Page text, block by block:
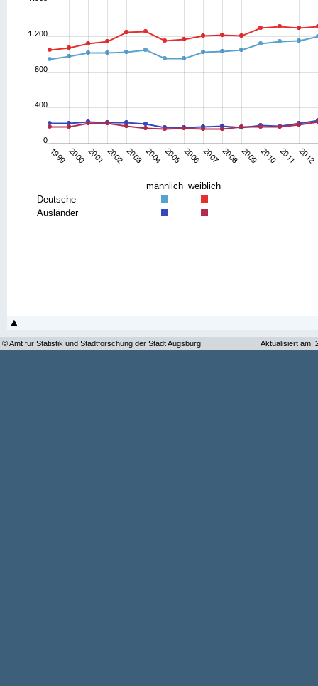
männlich weiblich
Deutsche
Ausländer
© Amt für Statistik und Stadtforschung der Stadt Augsburg Aktualisiert am: